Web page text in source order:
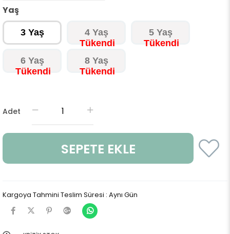
Yaş
3 Yaş 4 Yaş 5 Yaş
6 Yaş 8 Yaş
Adet
Kargoya Tahmini Teslim Süresi : Aynı Gün